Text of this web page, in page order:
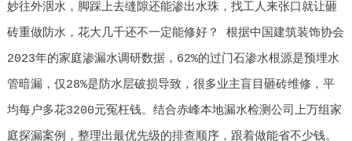
妙往外洇水，脚踩上去缝隙还能渗出水珠，找工人来张口就让砸
砖重做防水，花大几千还不一定能修好？ 根据中国建筑装饰协会
2023年的家庭渗漏水调研数据，62%的过门石渗水根源是预埋水
管暗漏，仅28%是防水层破损导致，很多业主盲目砸砖维修，平
均每户多花3200元冤枉钱。结合赤峰本地漏水检测公司上万组家
庭探漏案例，整理出最优先级的排查顺序，跟着做能省不少钱。